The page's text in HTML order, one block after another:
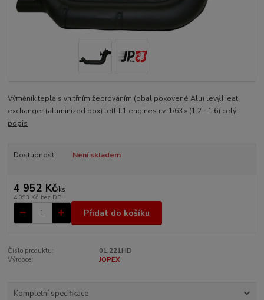
Výměník tepla s vnitřním žebrováním (obal pokovené Alu) levý.Heat
exchanger (aluminized box) left.T.1 engines r.v. 1/63 » (1.2 - 1.6) celý
popis
Dostupnost Není skladem
4 952 Kč/ks
4 093 Kč bez DPH
Přidat do košíku
Číslo produktu:
01.221HD
Výrobce:
JOPEX
Kompletní specifikace